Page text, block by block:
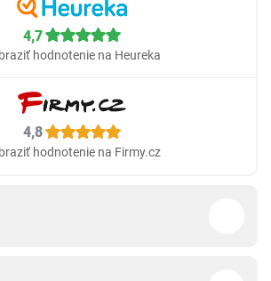
4,7
hodnotenie na Heureka
4,8
hodnotenie na Firmy.cz